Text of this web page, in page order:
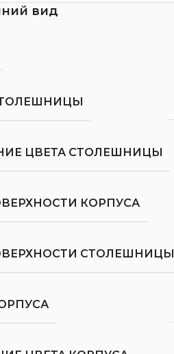
вид
ЦВЕТА СТОЛЕШНИЦЫ
КОРПУСА
СТОЛЕШНИЦЫ